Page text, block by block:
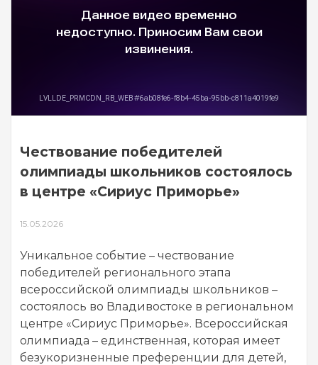
Чествование победителей
олимпиады школьников состоялось
в центре «Сириус Приморье»
15.05.2026
Уникальное событие – чествование
победителей регионального этапа
всероссийской олимпиады школьников –
состоялось во Владивостоке в региональном
центре «Сириус Приморье». Всероссийская
олимпиада – единственная, которая имеет
безукоризненные преференции для детей,